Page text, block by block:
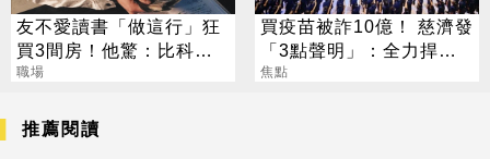
友不愛讀書「做這行」狂
買3間房！他驚：比科技
業強
職場
買疫苗被詐10億！ 慈濟發
「3點聲明」：全力捍衛
捐款人權益
焦點
推薦閱讀